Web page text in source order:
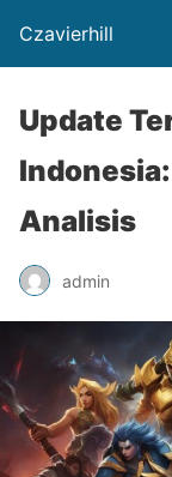
Czavierhill
Update
Analisis
admin